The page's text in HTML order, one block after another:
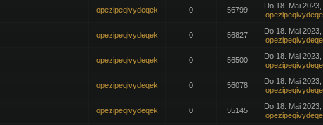
opezipeqivydeqek 0 56799
Do 18. Mai
opezipeqivydeqek 0 56827
Do 18. Mai
opezipeqivydeqek 0 56500
Do 18. Mai
opezipeqivydeqek 0 56078
Do 18. Mai
opezipeqivydeqek 0 55145
Do 18. Mai 2023,